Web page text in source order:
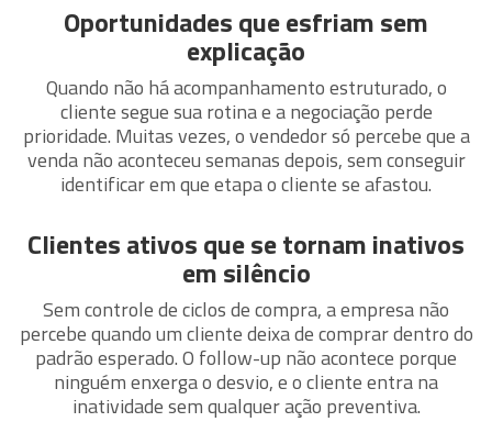
Oportunidades que esfriam sem
explicação
Quando não há acompanhamento estruturado, o
cliente segue sua rotina e a negociação perde
prioridade. Muitas vezes, o vendedor só percebe que a
venda não aconteceu semanas depois, sem conseguir
identificar em que etapa o cliente se afastou.
Clientes ativos que se tornam inativos
em silêncio
Sem controle de ciclos de compra, a empresa não
percebe quando um cliente deixa de comprar dentro do
padrão esperado. O follow-up não acontece porque
ninguém enxerga o desvio, e o cliente entra na
inatividade sem qualquer ação preventiva.